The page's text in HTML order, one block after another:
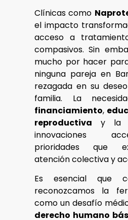
Clínicas como
el impacto
acceso a
compasivos. Sin
mucho por hacer
ninguna pareja en
rezagada en su
familia. La
financiamiento,
reproductiva y la
innovaciones
prioridades que
atención colectiva y
Es esencial que
reconozcamos la
como un desafío
derecho humano